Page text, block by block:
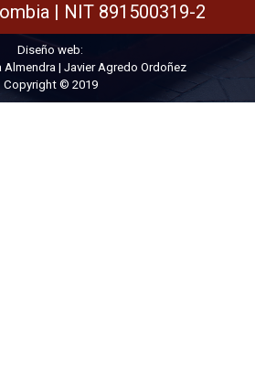
| NIT 891500319-2
Diseño web:
Almendra | Javier Agredo Ordoñez
Copyright © 2019